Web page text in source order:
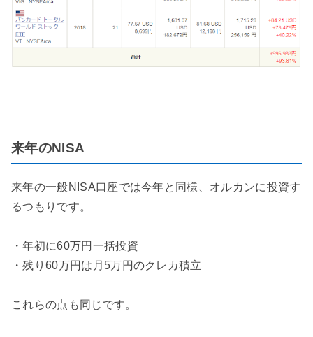
来年のNISA
来年の一般NISA口座では今年と同様、オルカンに投資す
るつもりです。
・年初に60万円一括投資
・残り60万円は月5万円のクレカ積立
これらの点も同じです。